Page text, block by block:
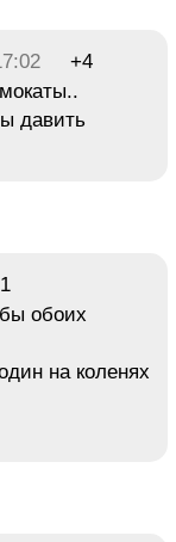
+4
давить
обоих
на коленях